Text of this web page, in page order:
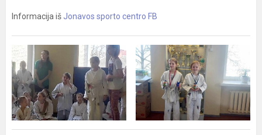
Informacija iš Jonavos sporto centro FB